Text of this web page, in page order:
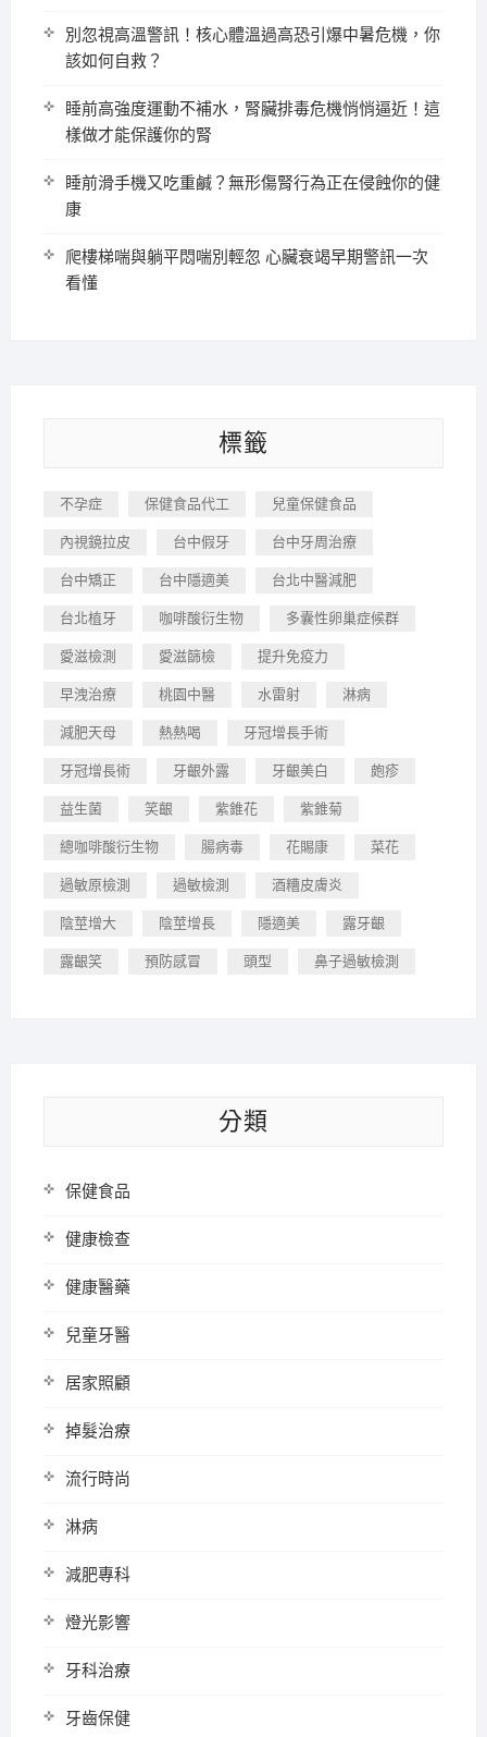
別忽視高溫警訊！核心體溫過高恐引爆中暑危機，你
該如何自救？
睡前高強度運動不補水，腎臟排毒危機悄悄逼近！這
樣做才能保護你的腎
睡前滑手機又吃重鹹？無形傷腎行為正在侵蝕你的健
康
爬樓梯喘與躺平悶喘別輕忽 心臟衰竭早期警訊一次
看懂
標籤
不孕症 保健食品代工 兒童保健食品
內視鏡拉皮 台中假牙 台中牙周治療
台中矯正 台中隱適美 台北中醫減肥
台北植牙 咖啡酸衍生物 多囊性卵巢症候群
愛滋檢測 愛滋篩檢 提升免疫力
早洩治療 桃園中醫 水雷射 淋病
減肥天母 熱熱喝 牙冠增長手術
牙冠增長術 牙齦外露 牙齦美白 皰疹
益生菌 笑齦 紫錐花 紫錐菊
總咖啡酸衍生物 腸病毒 花賜康 菜花
過敏原檢測 過敏檢測 酒糟皮膚炎
陰莖增大 陰莖增長 隱適美 露牙齦
露齦笑 預防感冒 頭型 鼻子過敏檢測
分類
保健食品
健康檢查
健康醫藥
兒童牙醫
居家照顧
掉髮治療
流行時尚
淋病
減肥專科
燈光影響
牙科治療
牙齒保健